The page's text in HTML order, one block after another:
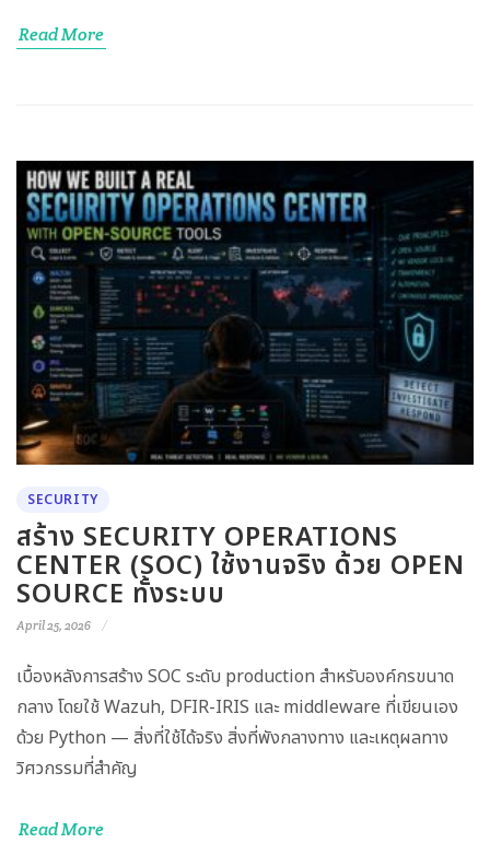
Read More
SECURITY
สร้าง SECURITY OPERATIONS
CENTER (SOC) ใช้งานจริง ด้วย OPEN
SOURCE ทั้งระบบ
April 25, 2026
เบื้องหลังการสร้าง SOC ระดับ production สำหรับองค์กรขนาด
กลาง โดยใช้ Wazuh, DFIR-IRIS และ middleware ที่เขียนเอง
ด้วย Python — สิ่งที่ใช้ได้จริง สิ่งที่พังกลางทาง และเหตุผลทาง
วิศวกรรมที่สำคัญ
Read More